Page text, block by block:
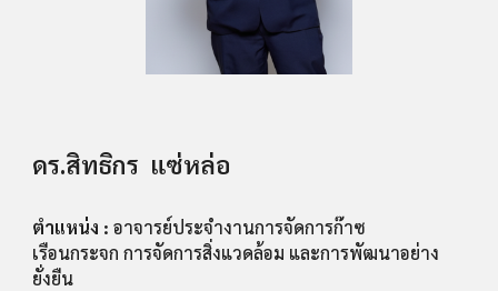
ดร.สิทธิกร แซ่หล่อ
ตำแหน่ง : อาจารย์ประจำงานการจัดการก๊าซ
เรือนกระจก การจัดการสิ่งแวดล้อม และการพัฒนาอย่าง
ยั่งยืน